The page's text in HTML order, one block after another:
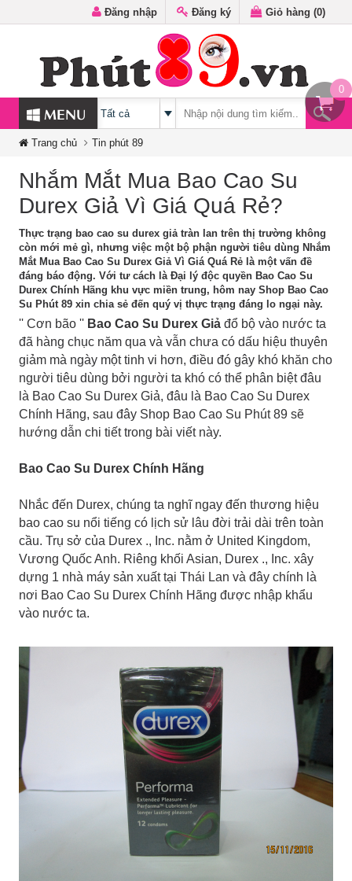
0
Đăng nhập Đăng ký Giỏ hàng (0)
MENU
Trang chủ Tin phút 89
Nhắm Mắt Mua Bao Cao Su
Durex Giả Vì Giá Quá Rẻ?
Thực trạng bao cao su durex giả tràn lan trên thị trường không
còn mới mẻ gì, nhưng việc một bộ phận người tiêu dùng Nhắm
Mắt Mua Bao Cao Su Durex Giả Vì Giá Quá Rẻ là một vấn đề
đáng báo động. Với tư cách là Đại lý độc quyền Bao Cao Su
Durex Chính Hãng khu vực miền trung, hôm nay Shop Bao Cao
Su Phút 89 xin chia sẻ đến quý vị thực trạng đáng lo ngại này.
'' Cơn bão '' Bao Cao Su Durex Giả đổ bộ vào nước ta
đã hàng chục năm qua và vẫn chưa có dấu hiệu thuyên
giảm mà ngày một tinh vi hơn, điều đó gây khó khăn cho
người tiêu dùng bởi người ta khó có thể phân biệt đâu
là Bao Cao Su Durex Giả, đâu là Bao Cao Su Durex
Chính Hãng, sau đây Shop Bao Cao Su Phút 89 sẽ
hướng dẫn chi tiết trong bài viết này.
Bao Cao Su Durex Chính Hãng
Nhắc đến Durex, chúng ta nghĩ ngay đến thương hiệu
bao cao su nổi tiếng có lịch sử lâu đời trải dài trên toàn
cầu. Trụ sở của Durex ., Inc. nằm ở United Kingdom,
Vương Quốc Anh. Riêng khối Asian, Durex ., Inc. xây
dựng 1 nhà máy sản xuất tại Thái Lan và đây chính là
nơi Bao Cao Su Durex Chính Hãng được nhập khẩu
vào nước ta.